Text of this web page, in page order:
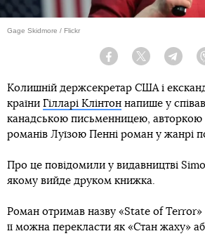
Gage Skidmore / Flickr
Facebook Twitter
Колишній держсекретар США і
країни Гілларі Клінтон напише у
канадською письменницею, авторкою
романів Луїзою Пенні роман у жанрі
Про це повідомили у видавництві
якому вийде друком книжка.
Роман отримав назву «State of Terror»
її можна перекласти як «Стан жаху»